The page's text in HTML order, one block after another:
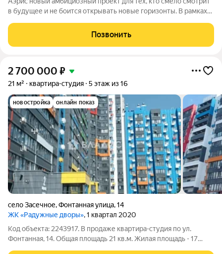
в будущее и не боится открывать новые горизонты. В рамках
возведение двух 17-этажных подъездов. Всего проектом
предусмотрено еще 6
Позвонить
2 700 000 ₽
21 м² квартира-студия 5 этаж из 16
новостройка онлайн показ
село Засечное,Фонтанная улица,14
ЖК «Радужные дворы», 1 квартал 2020
Код объекта: 2243917. B продаже квартиpа-cтудия по ул.
Фонтанная, 14. Oбщaя плoщaдь 21 кв.м. Жилая площадь - 17